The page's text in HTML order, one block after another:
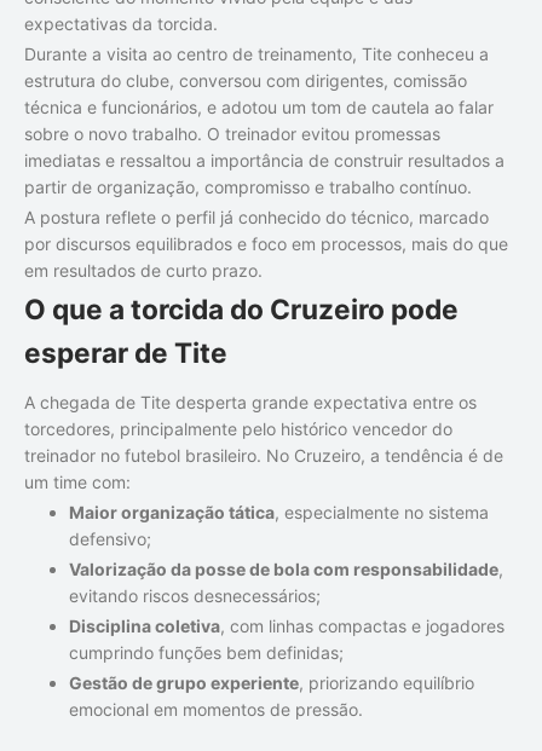
expectativas da torcida.
Durante a visita ao centro de treinamento, Tite conheceu a
estrutura do clube, conversou com dirigentes, comissão
técnica e funcionários, e adotou um tom de cautela ao falar
sobre o novo trabalho. O treinador evitou promessas
imediatas e ressaltou a importância de construir resultados a
partir de organização, compromisso e trabalho contínuo.
A postura reflete o perfil já conhecido do técnico, marcado
por discursos equilibrados e foco em processos, mais do que
em resultados de curto prazo.
O que a torcida do Cruzeiro pode
esperar de Tite
A chegada de Tite desperta grande expectativa entre os
torcedores, principalmente pelo histórico vencedor do
treinador no futebol brasileiro. No Cruzeiro, a tendência é de
um time com:
Maior organização tática, especialmente no sistema
defensivo;
Valorização da posse de bola com responsabilidade,
evitando riscos desnecessários;
Disciplina coletiva, com linhas compactas e jogadores
cumprindo funções bem definidas;
Gestão de grupo experiente, priorizando equilíbrio
emocional em momentos de pressão.